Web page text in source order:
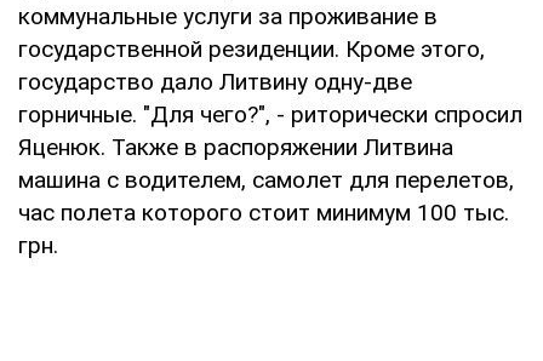
коммунальные услуги за проживание в
государственной резиденции. Кроме этого,
государство дало Литвину одну-две
горничные. "Для чего?", - риторически спросил
Яценюк. Также в распоряжении Литвина
машина с водителем, самолет для перелетов,
час полета которого стоит минимум 100 тыс.
грн.